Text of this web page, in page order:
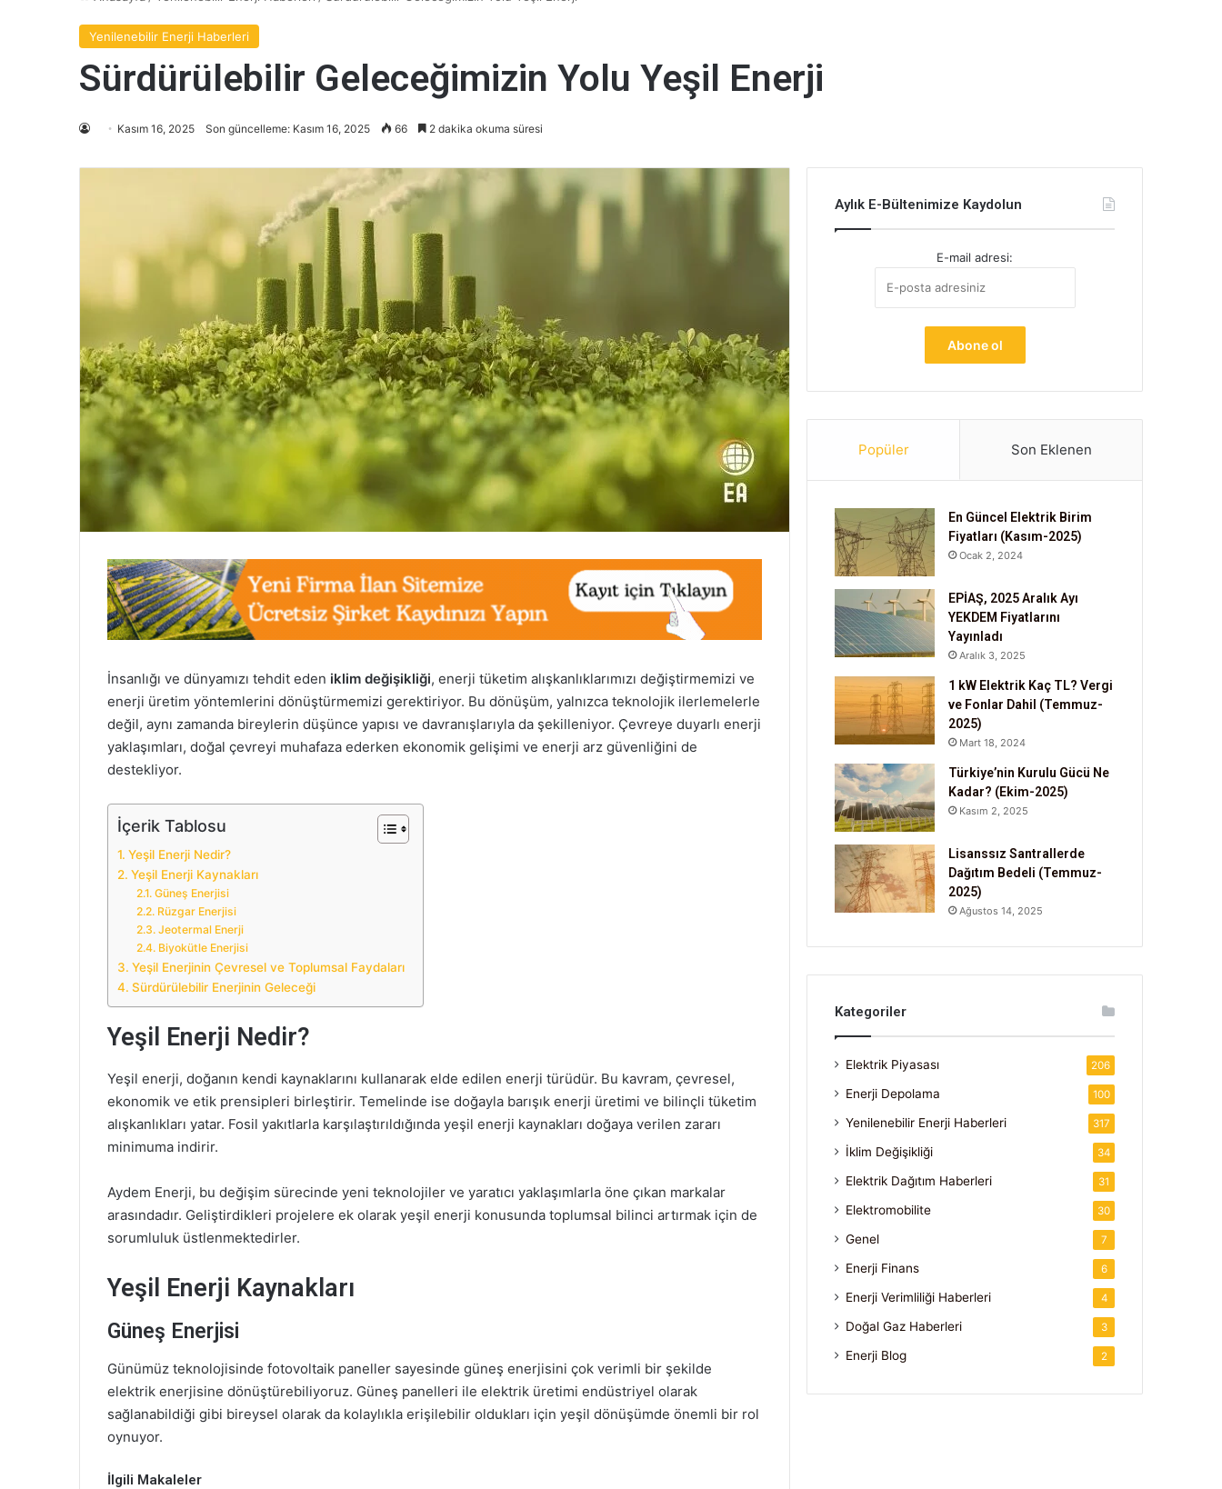
Yenilenebilir Enerji Haberleri
Sürdürülebilir Geleceğimizin Yolu Yeşil Enerji
Kasım 16, 2025 Son güncelleme: Kasım 16, 2025 66 2 dakika okuma süresi
İnsanlığı ve dünyamızı tehdit eden iklim değişikliği, enerji tüketim alışkanlıklarımızı değiştirmemizi ve
enerji üretim yöntemlerini dönüştürmemizi gerektiriyor. Bu dönüşüm, yalnızca teknolojik ilerlemelerle
değil, aynı zamanda bireylerin düşünce yapısı ve davranışlarıyla da şekilleniyor. Çevreye duyarlı enerji
yaklaşımları, doğal çevreyi muhafaza ederken ekonomik gelişimi ve enerji arz güvenliğini de
destekliyor.
İçerik Tablosu
Yeşil Enerji Nedir?
Yeşil Enerji Kaynakları
Güneş Enerjisi
Rüzgar Enerjisi
Jeotermal Enerji
Biyokütle Enerjisi
Yeşil Enerjinin Çevresel ve Toplumsal Faydaları
Sürdürülebilir Enerjinin Geleceği
Yeşil Enerji Nedir?
Yeşil enerji, doğanın kendi kaynaklarını kullanarak elde edilen enerji türüdür. Bu kavram, çevresel,
ekonomik ve etik prensipleri birleştirir. Temelinde ise doğayla barışık enerji üretimi ve bilinçli tüketim
alışkanlıkları yatar. Fosil yakıtlarla karşılaştırıldığında yeşil enerji kaynakları doğaya verilen zararı
minimuma indirir.
Aydem Enerji, bu değişim sürecinde yeni teknolojiler ve yaratıcı yaklaşımlarla öne çıkan markalar
arasındadır. Geliştirdikleri projelere ek olarak yeşil enerji konusunda toplumsal bilinci artırmak için de
sorumluluk üstlenmektedirler.
Yeşil Enerji Kaynakları
Güneş Enerjisi
Günümüz teknolojisinde fotovoltaik paneller sayesinde güneş enerjisini çok verimli bir şekilde
elektrik enerjisine dönüştürebiliyoruz. Güneş panelleri ile elektrik üretimi endüstriyel olarak
sağlanabildiği gibi bireysel olarak da kolaylıkla erişilebilir oldukları için yeşil dönüşümde önemli bir rol
oynuyor.
İlgili Makaleler
Aylık E-Bültenimize Kaydolun
E-mail adresi:
Popüler Son Eklenen
En Güncel Elektrik Birim
Fiyatları (Kasım-2025)
Ocak 2, 2024
EPİAŞ, 2025 Aralık Ayı
YEKDEM Fiyatlarını
Yayınladı
Aralık 3, 2025
1 kW Elektrik Kaç TL? Vergi
ve Fonlar Dahil (Temmuz-
2025)
Mart 18, 2024
Türkiye’nin Kurulu Gücü Ne
Kadar? (Ekim-2025)
Kasım 2, 2025
Lisanssız Santrallerde
Dağıtım Bedeli (Temmuz-
2025)
Ağustos 14, 2025
Kategoriler
Elektrik Piyasası 206
Enerji Depolama 100
Yenilenebilir Enerji Haberleri 317
İklim Değişikliği 34
Elektrik Dağıtım Haberleri 31
Elektromobilite 30
Genel 7
Enerji Finans 6
Enerji Verimliliği Haberleri 4
Doğal Gaz Haberleri 3
Enerji Blog 2